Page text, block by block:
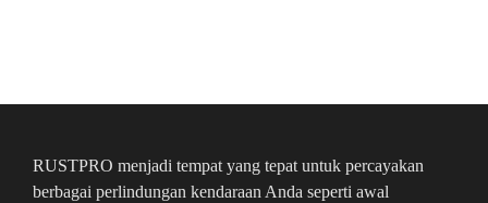
RUSTPRO menjadi tempat yang tepat untuk percayakan
berbagai perlindungan kendaraan Anda seperti awal